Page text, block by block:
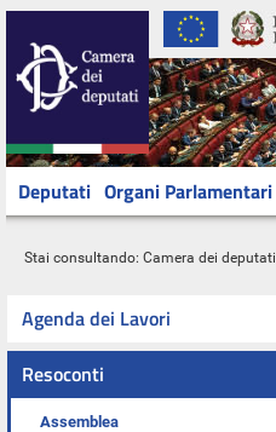
Deputati Organi Parlamentari
Stai consultando: Camera dei deputati
Agenda dei Lavori
Resoconti
Assemblea